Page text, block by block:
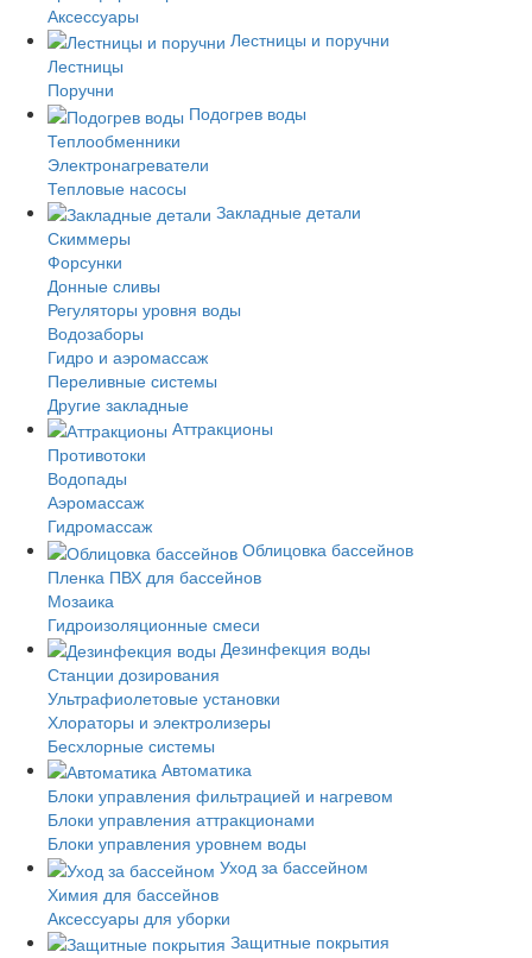
Аксессуары
Лестницы и поручни
Лестницы
Поручни
Подогрев воды
Теплообменники
Электронагреватели
Тепловые насосы
Закладные детали
Скиммеры
Форсунки
Донные сливы
Регуляторы уровня воды
Водозаборы
Гидро и аэромассаж
Переливные системы
Другие закладные
Аттракционы
Противотоки
Водопады
Аэромассаж
Гидромассаж
Облицовка бассейнов
Пленка ПВХ для бассейнов
Мозаика
Гидроизоляционные смеси
Дезинфекция воды
Станции дозирования
Ультрафиолетовые установки
Хлораторы и электролизеры
Бесхлорные системы
Автоматика
Блоки управления фильтрацией и нагревом
Блоки управления аттракционами
Блоки управления уровнем воды
Уход за бассейном
Химия для бассейнов
Аксессуары для уборки
Защитные покрытия